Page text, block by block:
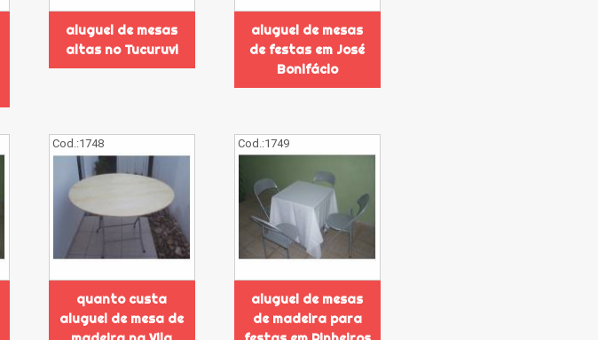
aluguel de mesas
altas no Tucuruvi
aluguel de mesas
de festas em José
Bonifácio
Cod.:1748
quanto custa
aluguel de mesa de
Cod.:1749
aluguel de mesas
de madeira para